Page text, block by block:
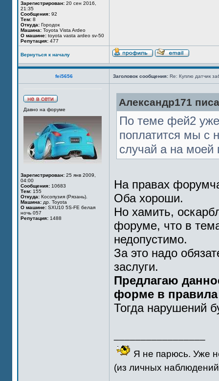
Зарегистрирован: 20 сен 2016,
21:35
Сообщения: 92
Тем: 8
Откуда: Городок
Машина: Toyota Vista Ardeo
О машине: toyota vasta ardeo sv-50
Репутация: 477
Вернуться к началу
fei5656 Заголовок сообщения: Re: Куплю датчик
Давно на форуме
Зарегистрирован: 25 янв 2009,
04:00
Сообщения: 10683
Тем: 155
Откуда: Косопузия (Рязань).
Машина: др. Toyota
О машине: SXU10 5S-FE белая
ночь 057
Репутация: 1488
Александр171
По теме фей2 уже
поплатится мы с
случай а на моей
На правах
Оба хороши.
Но хамить,
форуме, что в
недопустимо.
За это надо
заслуги.
Предлагаю
форме в
Тогда нарушений
Я не парюсь. Уже
(из личных